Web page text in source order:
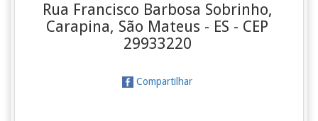
Rua Francisco Barbosa Sobrinho,
Carapina, São Mateus - ES - CEP
29933220
Compartilhar